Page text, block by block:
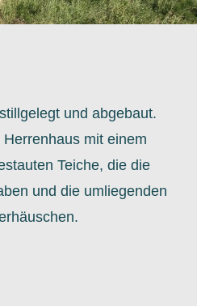
und abgebaut.
mit einem
Teiche, die die
und die umliegenden